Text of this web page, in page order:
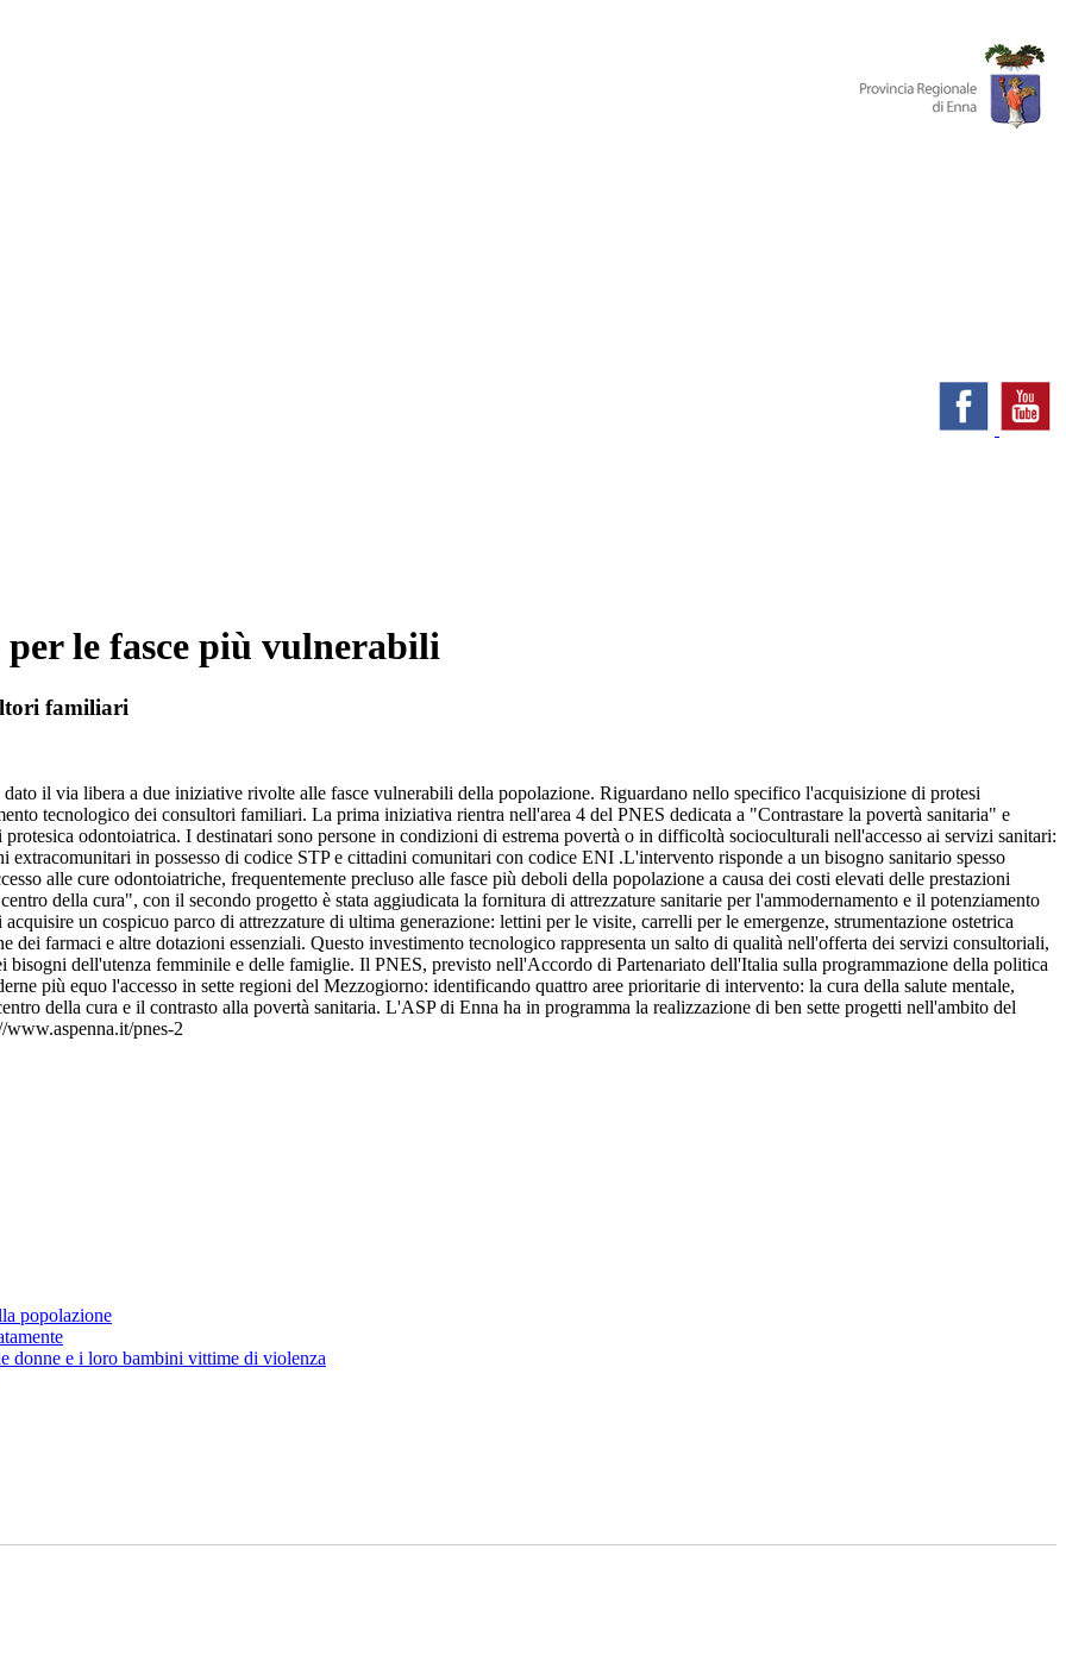
le fasce più vulnerabili
familiari
il via libera a due iniziative rivolte alle fasce vulnerabili della popolazione. Riguardano nello specifico l'acquisizione di protesi
tecnologico dei consultori familiari. La prima iniziativa rientra nell'area 4 del PNES dedicata a "Contrastare la povertà sanitaria" e
odontoiatrica. I destinatari sono persone in condizioni di estrema povertà o in difficoltà socioculturali nell'accesso ai servizi sanitari:
in possesso di codice STP e cittadini comunitari con codice ENI .L'intervento risponde a un bisogno sanitario spesso
alle cure odontoiatriche, frequentemente precluso alle fasce più deboli della popolazione a causa dei costi elevati delle prestazioni
della cura", con il secondo progetto è stata aggiudicata la fornitura di attrezzature sanitarie per l'ammodernamento e il potenziamento
un cospicuo parco di attrezzature di ultima generazione: lettini per le visite, carrelli per le emergenze, strumentazione ostetrica
dei farmaci e altre dotazioni essenziali. Questo investimento tecnologico rappresenta un salto di qualità nell'offerta dei servizi consultoriali,
bisogni dell'utenza femminile e delle famiglie. Il PNES, previsto nell'Accordo di Partenariato dell'Italia sulla programmazione della politica
più equo l'accesso in sette regioni del Mezzogiorno: identificando quattro aree prioritarie di intervento: la cura della salute mentale,
della cura e il contrasto alla povertà sanitaria. L'ASP di Enna ha in programma la realizzazione di ben sette progetti nell'ambito del
www.aspenna.it/pnes-2
popolazione
donne e i loro bambini vittime di violenza